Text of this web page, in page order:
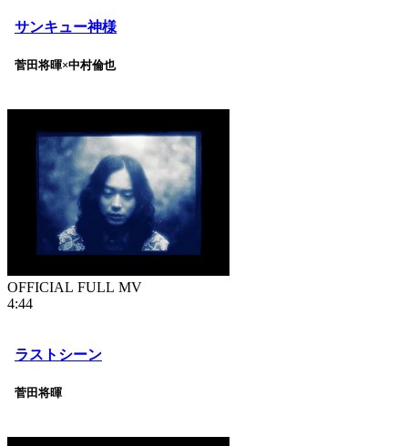
サンキュー神様
菅田将暉×中村倫也
OFFICIAL FULL MV
4:44
ラストシーン
菅田将暉